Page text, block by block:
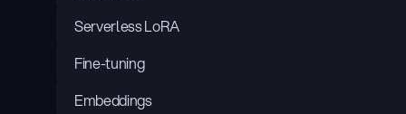
Serverless LoRA
Fine-tuning
Embeddings